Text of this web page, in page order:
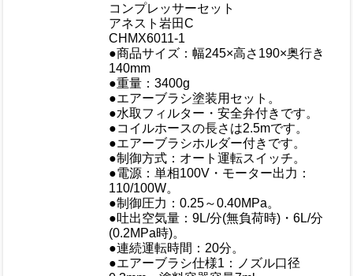
コンプレッサーセット
アネスト岩田C
CHMX6011-1
●商品サイズ：幅245×高さ190×奥行き
140mm
●重量：3400g
●エアーブラシ塗装用セット。
●水取フィルター・安全弁付きです。
●コイルホースの長さは2.5mです。
●エアーブラシホルダー付きです。
●制御方式：オート運転スイッチ。
●電源：単相100V・モーター出力：
110/100W。
●制御圧力：0.25～0.40MPa。
●吐出空気量：9L/分(無負荷時)・6L/分
(0.2MPa時)。
●連続運転時間：20分。
●エアーブラシ仕様1：ノズル口径